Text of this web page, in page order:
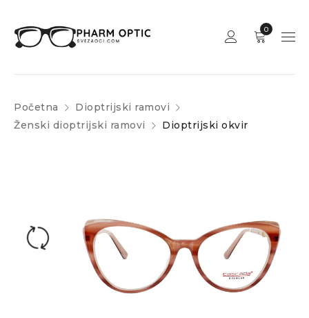
0
Početna
Dioptrijski ramovi
Ženski dioptrijski ramovi
Dioptrijski okvir